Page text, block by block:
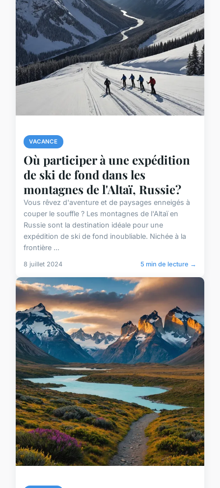
VACANCE
Où participer à une expédition
de ski de fond dans les
montagnes de l'Altaï, Russie?
Vous rêvez d'aventure et de paysages enneigés à
couper le souffle ? Les montagnes de l'Altaï en
Russie sont la destination idéale pour une
expédition de ski de fond inoubliable. Nichée à la
frontière ...
8 juillet 2024 5 min de lecture →